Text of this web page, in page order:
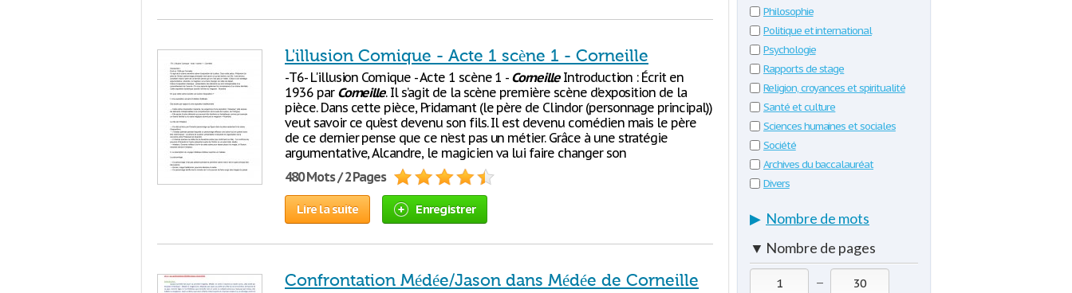
L'illusion Comique - Acte 1 scène 1 - Corneille
-T6- L'illusion Comique - Acte 1 scène 1 - CorneilleIntroduction : Écrit en
1936 par Corneille. Il s’agit de la scène première scène d’exposition de la
pièce. Dans cette pièce, Pridamant (le père de Clindor (personnage principal))
veut savoir ce qu’est devenu son fils. Il est devenu comédien mais le père
de ce dernier pense que ce n’est pas un métier. Grâce à une stratégie
argumentative, Alcandre, le magicien va lui faire changer son
480 Mots / 2 Pages
Lire la suite Enregistrer
Confrontation Médée/Jason dans Médée de Corneille
Philosophie
Politique et international
Psychologie
Rapports de stage
Religion, croyances et spiritualité
Santé et culture
Sciences humaines et sociales
Société
Archives du baccalauréat
Divers
▶ Nombre de mots
▼ Nombre de pages
—